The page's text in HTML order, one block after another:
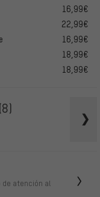
16,99€
22,99€
16,99€
18,99€
18,99€
(8)
de atención al